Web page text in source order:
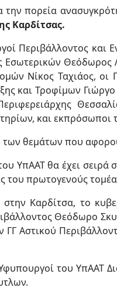
την πορεία
Καρδίτσας.
Περιβάλλοντος και
Θεόδωρος
Νίκος Ταχιάος, οι
και Τροφίμων
και εκπρόσωποι
θεμάτων που
ΥπΑΑΤ θα έχει σειρά
του πρωτογενούς
Καρδίτσα, το
Θεόδωρο
ΓΓ Αστικού
του ΥπΑΑΤ